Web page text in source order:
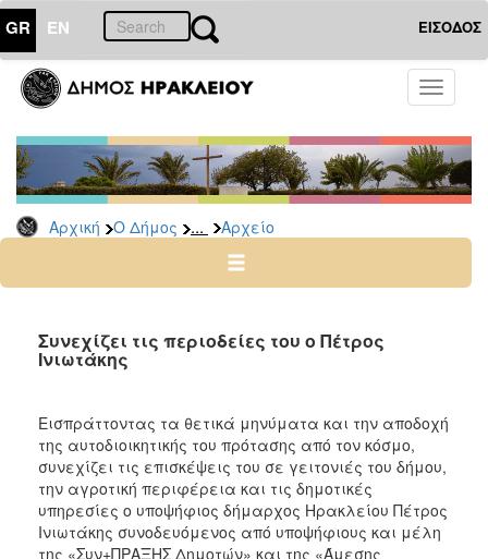
GR EN ΕΙΣΟΔΟΣ
Toggle
Αρχική Ο Δήμος ... Αρχείο
ΔΗΜΟΣ
Δημοτικές
Παρατάξεις
Αρχείο
ΑΝΘΕΚΤΙΚΗ
ΠΟΛΗ
Συνεχίζει τις περιοδείες του ο Πέτρος
Ινιωτάκης
Εισπράττοντας τα θετικά μηνύματα και την αποδοχή
της αυτοδιοικητικής του πρότασης από τον κόσμο,
συνεχίζει τις επισκέψεις του σε γειτονιές του δήμου,
την αγροτική περιφέρεια και τις δημοτικές
υπηρεσίες ο υποψήφιος δήμαρχος Ηρακλείου Πέτρος
Ινιωτάκης συνοδευόμενος από υποψήφιους και μέλη
της «Συν+ΠΡΑΞΗΣ Δημοτών» και της «Άμεσης